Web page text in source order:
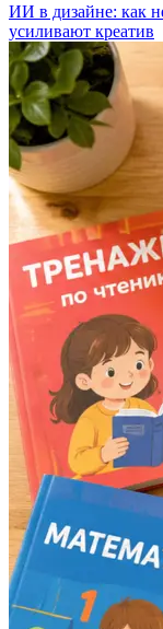
ИИ в дизайне: как
усиливают креатив